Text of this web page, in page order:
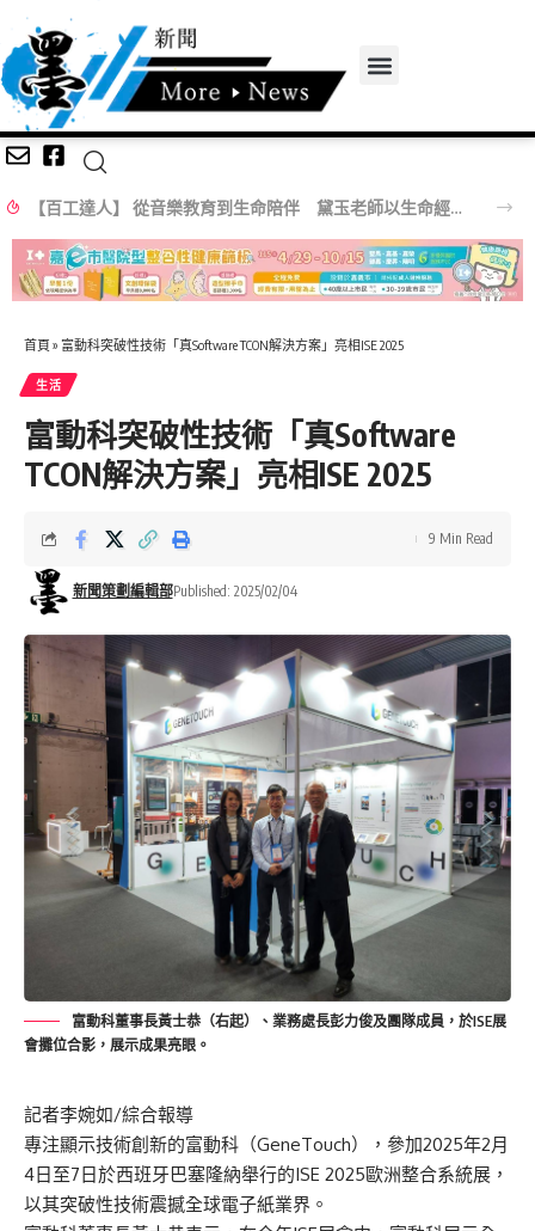
【百工達人】 從音樂教育到生命陪伴 黛玉老師以生命經驗打造共學平台
首頁 » 富動科突破性技術「真Software TCON解決方案」亮相ISE 2025
生活
富動科突破性技術「真Software
TCON解決方案」亮相ISE 2025
新聞策劃編輯部Published: 2025/02/04
9 Min Read
富動科董事長黃士恭（右起）、業務處長彭力俊及團隊成員，於ISE展
會攤位合影，展示成果亮眼。
記者李婉如/綜合報導
專注顯示技術創新的富動科（GeneTouch），參加2025年2月
4日至7日於西班牙巴塞隆納舉行的ISE 2025歐洲整合系統展，
以其突破性技術震撼全球電子紙業界。